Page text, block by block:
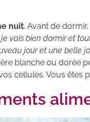
nuit. Avant de
vais bien dormir et
jour et une belle
blanche ou dorée
cellules. Vous êtes